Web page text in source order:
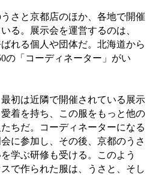
さと京都店のほか、各地で開催
る。展示会を運営するのは、
れる個人や団体だ。北海道から
の「コーディネーター」がい
初は近隣で開催されている展示
着を持ち、この服をもっと他の
ちだ。コーディネーターになる
に参加し、その後、京都のうさ
学ぶ研修も受ける。このよう
で作られた服は、うさと、そし